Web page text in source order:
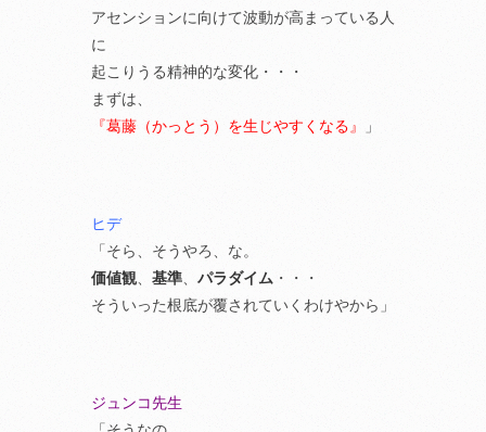
アセンションに向けて波動が高まっている人
に
起こりうる精神的な変化・・・
まずは、
『葛藤（かっとう）を生じやすくなる』
」
ヒデ
「そら、そうやろ、な。
価値観
基準 パラダイム ・・・
そういった根底が覆されていくわけやから」
ジュンコ先生